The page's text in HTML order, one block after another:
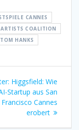
CANNES
COALITION
TOM HANKS
Nächster
Beitrag:
Higgsfield: Wie
Startup aus San
Francisco Cannes
erobert